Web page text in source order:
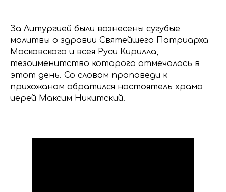
За Литургией были вознесены сугубые
молитвы о здравии Святейшего Патриарха
Московского и всея Руси Кирилла,
тезоименитство которого отмечалось в
этот день. Со словом проповеди к
прихожанам обратился настоятель храма
иерей Максим Никитский.